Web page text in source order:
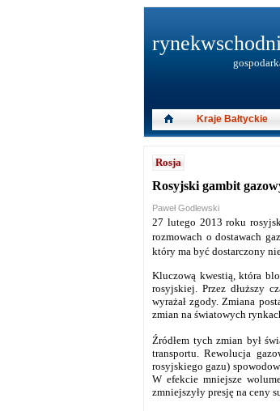
Rosja
Rosyjski gambit
Paweł Godlewski
27 lutego 2013 roku
rozmowach o dostawach
który ma być dostarczony
Kluczową kwestią, która
rosyjskiej. Przez dłuższy
wyrażał zgody. Zmiana
zmian na światowych
Źródłem tych zmian był
transportu. Rewolucja
rosyjskiego gazu)
W efekcie mniejsze
zmniejszyły presję na ceny
Kraje Bałtyckie